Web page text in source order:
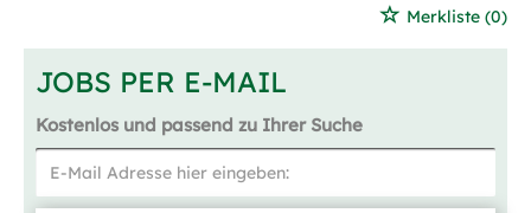
Merkliste (0)
JOBS PER E-MAIL
Kostenlos und passend zu Ihrer Suche